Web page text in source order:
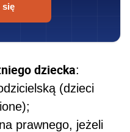
się
dziecka:
(dzieci
prawnego, jeżeli